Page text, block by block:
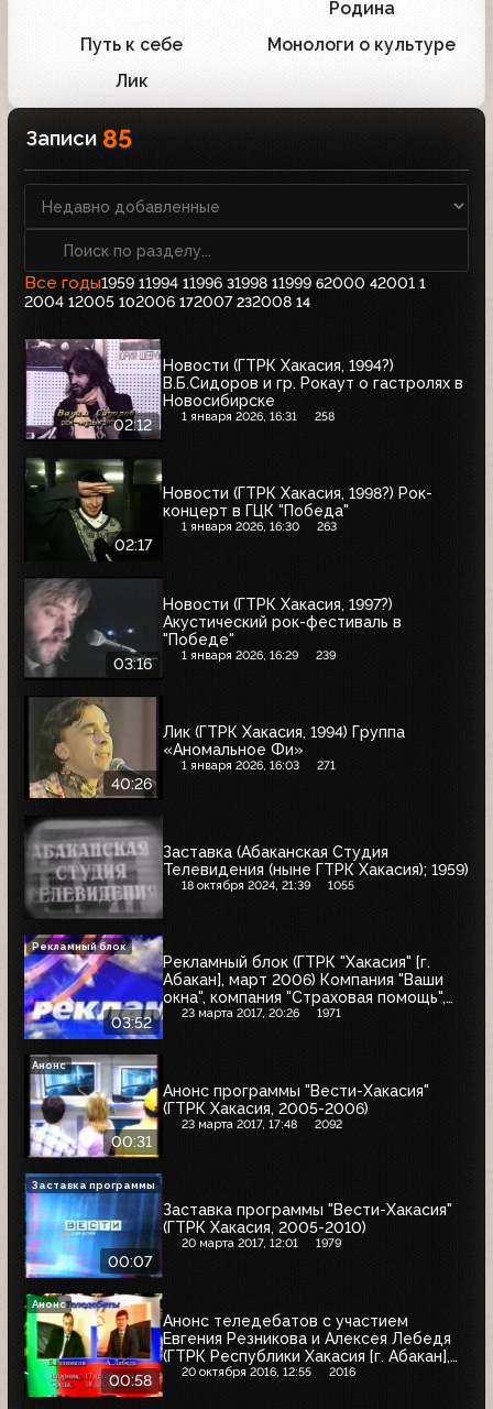
Родина
Путь к себе 1
Монологи о культуре
Лик
Записи 85
Все годы1959 11994 11996 31998 11999 62000 42001 1
2004 12005 102006 172007 232008 14
02:12
Новости (ГТРК Хакасия, 1994?)
В.Б.Сидоров и гр. Рокаут о гастролях в
Новосибирске
1 января 2026, 16:31 258
02:17
Новости (ГТРК Хакасия, 1998?) Рок-
концерт в ГЦК "Победа"
1 января 2026, 16:30 263
03:16
Новости (ГТРК Хакасия, 1997?)
Акустический рок-фестиваль в
"Победе"
1 января 2026, 16:29 239
40:26
Лик (ГТРК Хакасия, 1994) Группа
«Аномальное Фи»
1 января 2026, 16:03 271
Заставка (Абаканская Студия
Телевидения (ныне ГТРК Хакасия); 1959)
18 октября 2024, 21:39 1055
03:52
Рекламный блок (ГТРК "Хакасия" [г.
Абакан], март 2006) Компания "Ваши
окна", компания "Страховая помощь",
Сбербанк России, магазин "Autoritet",
23 марта 2017, 20:26 1971
Рекламный блок
00:31
Анонс программы "Вести-Хакасия"
(ГТРК Хакасия, 2005-2006)
23 марта 2017, 17:48 2092
Анонс
00:07
Заставка программы "Вести-Хакасия"
(ГТРК Хакасия, 2005-2010)
20 марта 2017, 12:01 1979
Заставка программы
00:58
Анонс теледебатов с участием
Евгения Резникова и Алексея Лебедя
(ГТРК Республики Хакасия [г. Абакан],
декабрь 1996)
20 октября 2016, 12:55 2016
Анонс